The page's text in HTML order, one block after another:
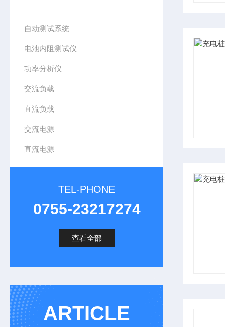
自动测试系统
电池内阻测试仪
功率分析仪
交流负载
直流负载
交流电源
直流电源
TEL-PHONE
0755-23217274
查看全部
ARTICLE